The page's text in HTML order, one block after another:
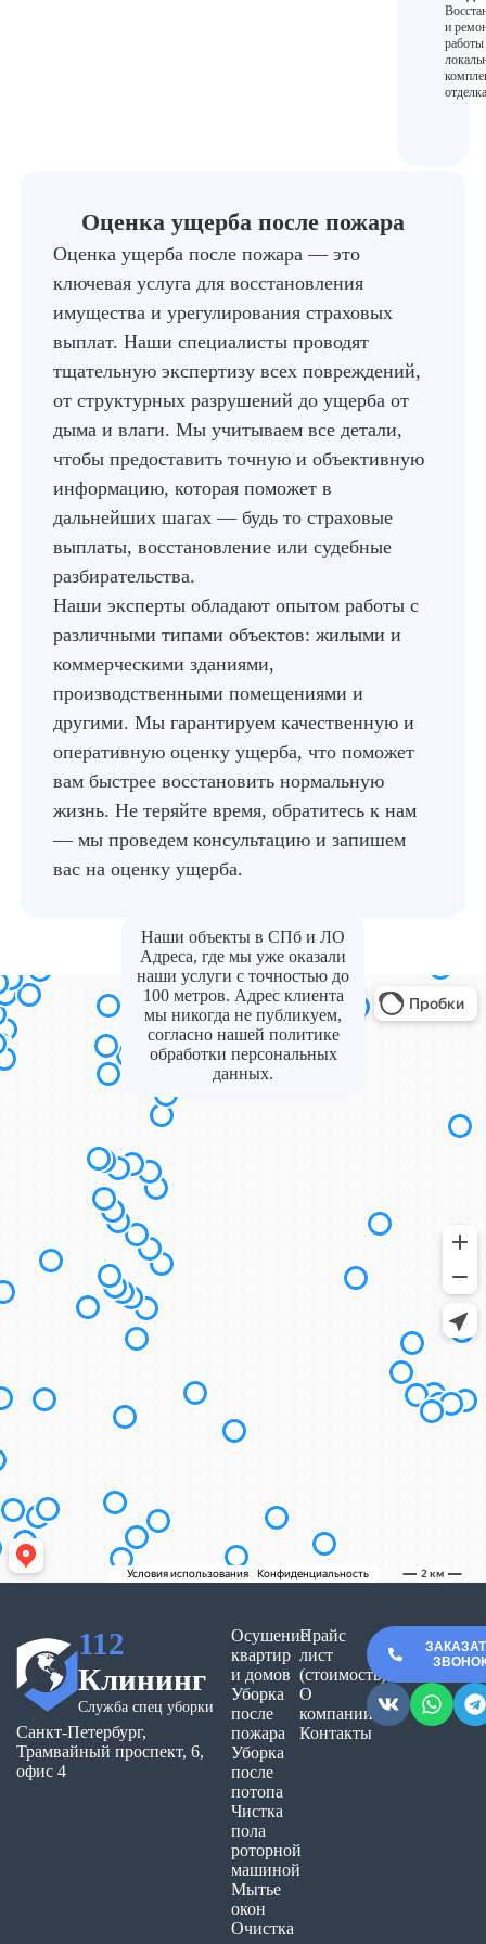
и
Оценка ущерба после пожара
Оценка ущерба после пожара — это
ключевая услуга для восстановления
имущества и урегулирования страховых
выплат. Наши специалисты проводят
тщательную экспертизу всех повреждений,
от структурных разрушений до ущерба от
дыма и влаги. Мы учитываем все детали,
чтобы предоставить точную и объективную
информацию, которая поможет в
дальнейших шагах — будь то страховые
выплаты, восстановление или судебные
разбирательства.
Наши эксперты обладают опытом работы с
различными типами объектов: жилыми и
коммерческими зданиями,
производственными помещениями и
другими. Мы гарантируем качественную и
оперативную оценку ущерба, что поможет
вам быстрее восстановить нормальную
жизнь. Не теряйте время, обратитесь к нам
— мы проведем консультацию и запишем
вас на оценку ущерба.
Наши объекты в СПб и ЛО
Адреса, где мы уже оказали
наши услуги с точностью до
100 метров. Адрес клиента
мы никогда не публикуем,
согласно нашей политике
обработки персональных
данных.
112
Клининг
Служба спец уборки
Санкт-Петербург,
Трамвайный проспект, 6,
офис 4
Осушение
квартир
и домов
Уборка
после
пожара
Уборка
после
потопа
Чистка
пола
роторной
машиной
Мытье
окон
Очистка
Прайс
лист
(стоимость)
О
компании
Контакты